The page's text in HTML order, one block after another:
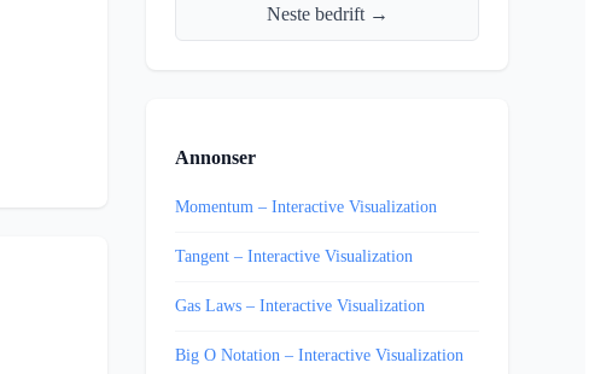
Neste bedrift →
Annonser
Momentum – Interactive Visualization
Tangent – Interactive Visualization
Gas Laws – Interactive Visualization
Big O Notation – Interactive Visualization